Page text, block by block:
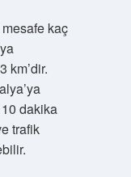
kaç
km’dir.
dakika
trafik